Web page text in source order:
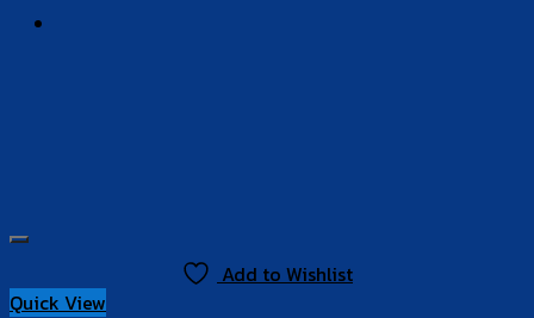
Add to Wishlist
Quick View